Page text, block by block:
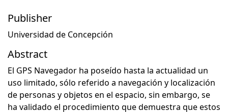
Publisher
Universidad de Concepción
Abstract
El GPS Navegador ha poseído hasta la actualidad un
uso limitado, sólo referido a navegación y localización
de personas y objetos en el espacio, sin embargo, se
ha validado el procedimiento que demuestra que estos